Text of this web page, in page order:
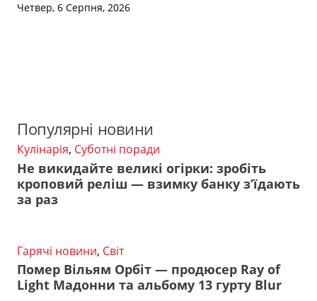
Четвер, 6 Серпня, 2026
Популярні новини
Кулінарія, Суботні поради
Не викидайте великі огірки: зробіть
кроповий реліш — взимку банку з’їдають
за раз
Гарячі новини, Світ
Помер Вільям Орбіт — продюсер Ray of
Light Мадонни та альбому 13 гурту Blur